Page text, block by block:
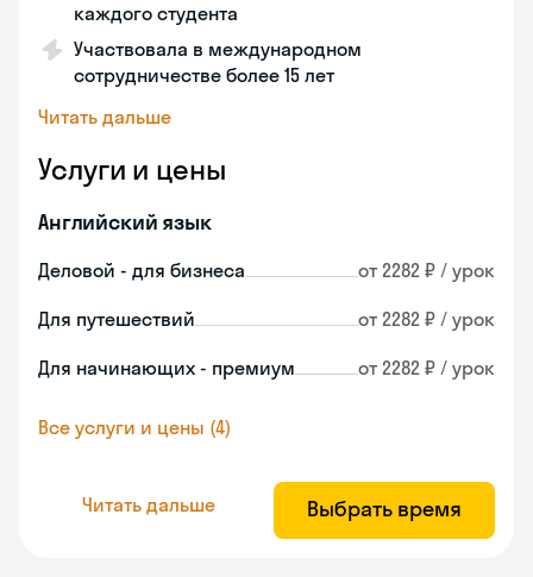
каждого студента
Участвовала в международном
сотрудничестве более 15 лет
Читать дальше
Услуги и цены
Английский язык
Деловой - для бизнеса от 2282 ₽ / урок
Для путешествий от 2282 ₽ / урок
Для начинающих - премиум от 2282 ₽ / урок
Все услуги и цены (4)
Читать дальше Выбрать время